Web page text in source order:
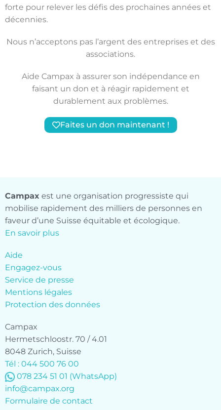
forte pour relever les défis des prochaines années et
décennies.
Nous n’acceptons pas l’argent des entreprises et des
associations.
Aide Campax à assurer son indépendance en
faisant un don et à réagir rapidement et
durablement aux problèmes.
Faites un don maintenant !
Campax est une organisation progressiste qui
mobilise rapidement des milliers de personnes en
faveur d’une Suisse équitable et écologique.
En savoir plus
Aide
Engagez-vous
Service de presse
Mentions légales
Protection des données
Campax
Hermetschloostr. 70 / 4.01
8048 Zurich, Suisse
Tél : 044 500 76 00
078 234 51 01 (WhatsApp)
info@campax.org
Formulaire de contact